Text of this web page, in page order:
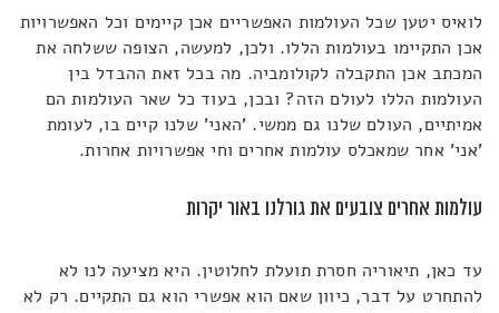
לואיס יטען שכל העולמות האפשריים אכן קיימים וכל האפשרויות
אכן התקיימו בעולמות הללו. ולכן, למעשה, הצופה ששלחה את
המכתב אכן התקבלה לקולומביה. מה בכל זאת ההבדל בין
העולמות הללו לעולם הזה? ובכן, בעוד כל שאר העולמות הם
אמיתיים, העולם שלנו גם ממשי. 'האני' שלנו קיים בו, לעומת
'אני' אחר שמאכלס עולמות אחרים וחי אפשרויות אחרות.
עולמות אחרים צובעים את גורלנו באור יקרות
עד כאן, תיאוריה חסרת תועלת לחלוטין. היא מציעה לנו לא
להתחרט על דבר, כיוון שאם הוא אפשרי הוא גם התקיים. רק לא